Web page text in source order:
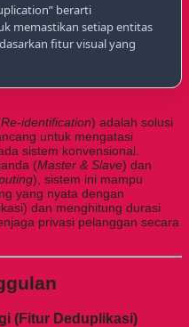
berarti
memastikan setiap entitas
fitur visual yang
Re-identification) adalah solusi
untuk mengatasi
sistem konvensional.
(Master & Slave) dan
), sistem ini mampu
yang nyata dengan
dan menghitung durasi
privasi pelanggan secara
(Fitur Deduplikasi)